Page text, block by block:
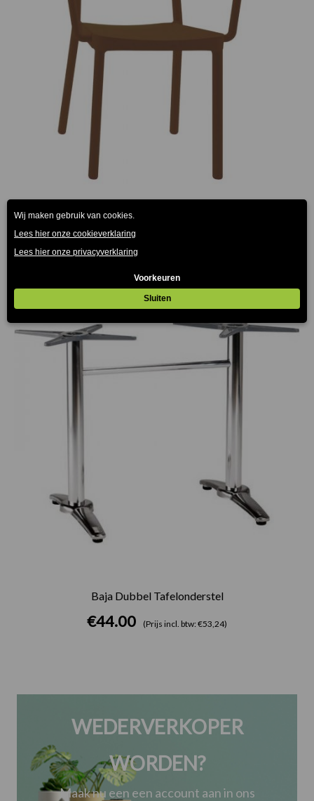
€78.00
Baja Dubbel Tafelonderstel
€44.00 (Prijs incl. btw: €53,24)
WEDERVERKOPER
WORDEN?
Maak nu een een account aan in ons